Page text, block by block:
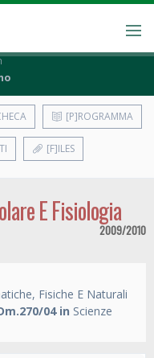
[P]ROGRAMMA
[F]ILES
E Fisiologia
2009/2010
Fisiche E Naturali
04 in Scienze